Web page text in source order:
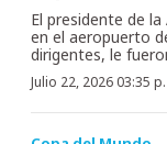
El presidente de
en el aeropuerto
dirigentes, le
Julio 22, 2026 03:35